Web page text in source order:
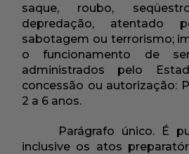
saque, roubo,
depredação, atentado
sabotagem ou terrorismo;
o funcionamento de
administrados pelo
concessão ou autorização:
2 a 6 anos.
Parágrafo único. É
inclusive os atos